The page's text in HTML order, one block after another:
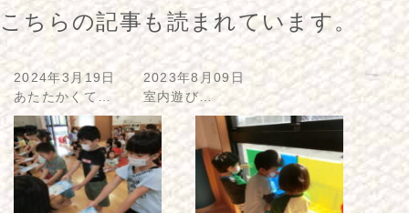
こちらの記事も読まれています。
2024年3月19日
あたたかくて…
2023年8月09日
室内遊び…